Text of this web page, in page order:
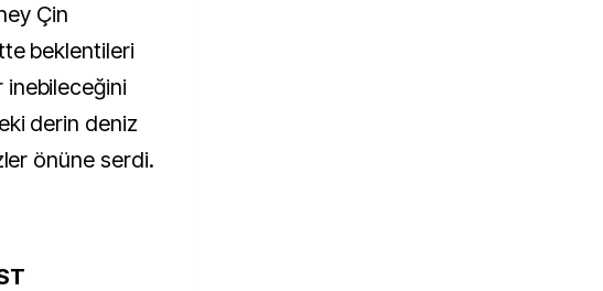
Çin
beklentileri
inebileceğini
derin deniz
önüne serdi.